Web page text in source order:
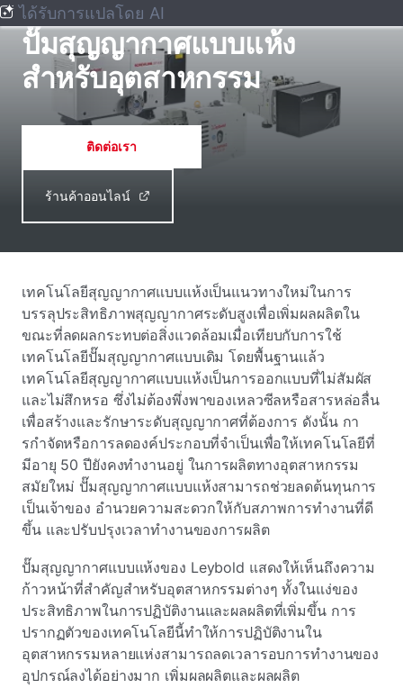
ได้รับการแปลโดย AI
ปั๊มสุญญากาศ
ปั๊มสุญญากาศแบบแห้ง
สําหรับอุตสาหกรรม
ติดต่อเรา
ร้านค้าออนไลน์
เทคโนโลยีสุญญากาศแบบแห้งเป็นแนวทางใหม่ในการ
บรรลุประสิทธิภาพสุญญากาศระดับสูงเพื่อเพิ่มผลผลิตใน
ขณะที่ลดผลกระทบต่อสิ่งแวดล้อมเมื่อเทียบกับการใช้
เทคโนโลยีปั๊มสุญญากาศแบบเดิม โดยพื้นฐานแล้ว
เทคโนโลยีสุญญากาศแบบแห้งเป็นการออกแบบที่ไม่สัมผัส
และไม่สึกหรอ ซึ่งไม่ต้องพึ่งพาของเหลวซีลหรือสารหล่อลื่น
เพื่อสร้างและรักษาระดับสุญญากาศที่ต้องการ ดังนั้น กา
รกําจัดหรือการลดองค์ประกอบที่จําเป็นเพื่อให้เทคโนโลยีที่
มีอายุ 50 ปียังคงทํางานอยู่ ในการผลิตทางอุตสาหกรรม
สมัยใหม่ ปั๊มสุญญากาศแบบแห้งสามารถช่วยลดต้นทุนการ
เป็นเจ้าของ อํานวยความสะดวกให้กับสภาพการทํางานที่ดี
ขึ้น และปรับปรุงเวลาทํางานของการผลิต
ปั๊มสุญญากาศแบบแห้งของ Leybold แสดงให้เห็นถึงความ
ก้าวหน้าที่สําคัญสําหรับอุตสาหกรรมต่างๆ ทั้งในแง่ของ
ประสิทธิภาพในการปฏิบัติงานและผลผลิตที่เพิ่มขึ้น การ
ปรากฏตัวของเทคโนโลยีนี้ทําให้การปฏิบัติงานใน
อุตสาหกรรมหลายแห่งสามารถลดเวลารอบการทํางานของ
อุปกรณ์ลงได้อย่างมาก เพิ่มผลผลิตและผลผลิต